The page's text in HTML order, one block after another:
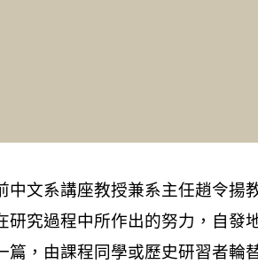
文系講座教授兼系主任趙令揚
究過程中所作出的努力，自發
，由課程同學或歷史研習者輪